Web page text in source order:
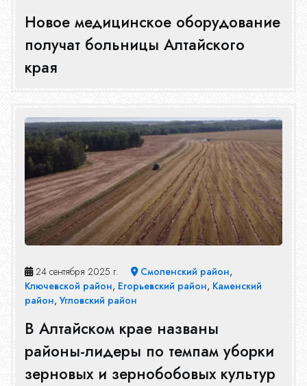
Конкурсы
Эфир
Журнал
Новое медицинское оборудование
получат больницы Алтайского
края
24 сентября 2025 г. Смоленский район,
Ключевской район, Егорьевский район, Каменский
район,Угловский район
В Алтайском крае названы
районы-лидеры по темпам уборки
зерновых и зернобобовых культур